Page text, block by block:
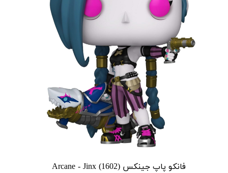
فانکو پاپ جینکس Arcane - Jinx (1602)